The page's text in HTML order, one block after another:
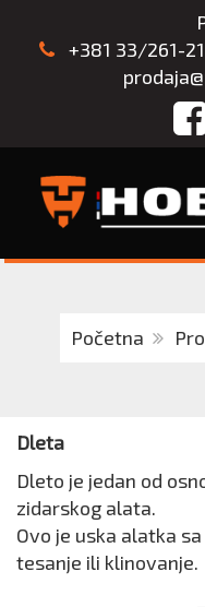
+381 33/261-
Početna
Dleta
Dleto je jedan od
zidarskog alata.
Ovo je uska alatka
tesanje ili klinovanje.